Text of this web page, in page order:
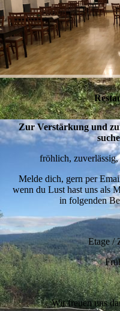
Zur Verstärkung und
fröhlich,
Melde dich, gern per
wenn du Lust hast uns als
in folgenden
Etage /
Wir freuen uns